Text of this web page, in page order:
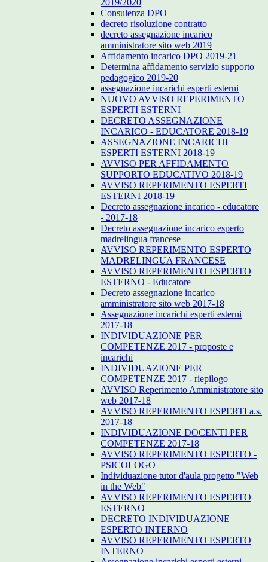
2019/2020
Consulenza DPO
decreto risoluzione contratto
decreto assegnazione incarico
amministratore sito web 2019
Affidamento incarico DPO 2019-21
Determina affidamento servizio supporto
pedagogico 2019-20
assegnazione incarichi esperti esterni
NUOVO AVVISO REPERIMENTO
ESPERTI ESTERNI
DECRETO ASSEGNAZIONE
INCARICO - EDUCATORE 2018-19
ASSEGNAZIONE INCARICHI
ESPERTI ESTERNI 2018-19
AVVISO PER AFFIDAMENTO
SUPPORTO EDUCATIVO 2018-19
AVVISO REPERIMENTO ESPERTI
ESTERNI 2018-19
Decreto assegnazione incarico - educatore
- 2017-18
Decreto assegnazione incarico esperto
madrelingua francese
AVVISO REPERIMENTO ESPERTO
MADRELINGUA FRANCESE
AVVISO REPERIMENTO ESPERTO
ESTERNO - Educatore
Decreto assegnazione incarico
amministratore sito web 2017-18
Assegnazione incarichi esperti esterni
2017-18
INDIVIDUAZIONE PER
COMPETENZE 2017 - proposte e
incarichi
INDIVIDUAZIONE PER
COMPETENZE 2017 - riepilogo
AVVISO Reperimento Amministratore sito
web 2017-18
AVVISO REPERIMENTO ESPERTI a.s.
2017-18
INDIVIDUAZIONE DOCENTI PER
COMPETENZE 2017-18
AVVISO REPERIMENTO ESPERTO -
PSICOLOGO
Individuazione tutor d'aula progetto "Web
in the Web"
AVVISO REPERIMENTO ESPERTO
ESTERNO
DECRETO INDIVIDUAZIONE
ESPERTO INTERNO
AVVISO REPERIMENTO ESPERTO
INTERNO